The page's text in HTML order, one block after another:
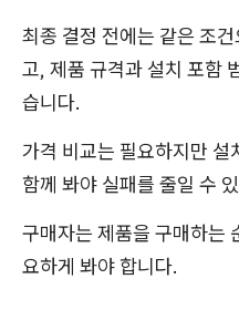
최종 결정 전에는 같은 조
고, 제품 규격과 설치 포함
습니다.
가격 비교는 필요하지만 설
함께 봐야 실패를 줄일 수
구매자는 제품을 구매하는
요하게 봐야 합니다.